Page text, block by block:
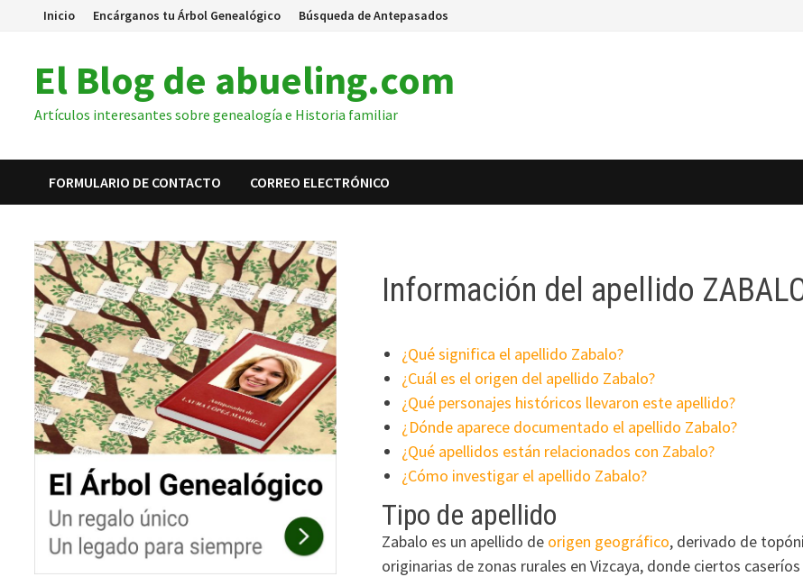
Inicio Encárganos tu Árbol Genealógico Búsqueda de Antepasados
El Blog de abueling.com
Artículos interesantes sobre genealogía e Historia familiar
FORMULARIO DE CONTACTO CORREO ELECTRÓNICO
Información del apellido
¿Qué significa el apellido Zabalo?
¿Cuál es el origen del apellido Zabalo?
¿Qué personajes históricos llevaron este apellido?
¿Dónde aparece documentado el apellido Zabalo?
¿Qué apellidos están relacionados con Zabalo?
¿Cómo investigar el apellido Zabalo?
Tipo de apellido
Zabalo es un apellido de origen geográfico, derivado de
originarias de zonas rurales en Vizcaya, donde ciertos